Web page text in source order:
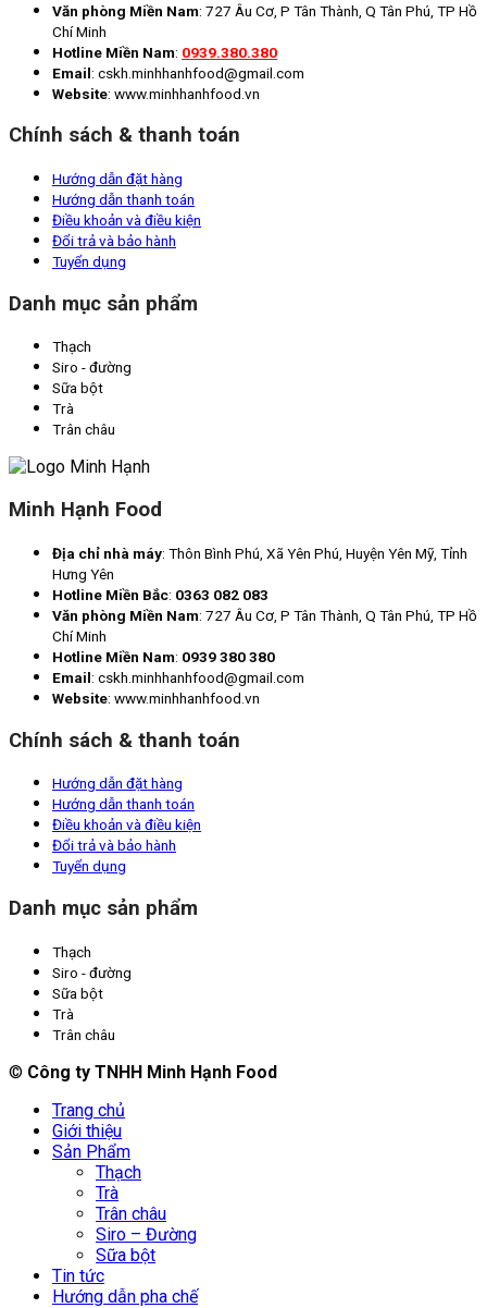
Văn phòng Miền Nam: 727 Âu Cơ, P Tân Thành, Q Tân Phú, TP Hồ
Chí Minh
Hotline Miền Nam: 0939.380.380
Email: cskh.minhhanhfood@gmail.com
Website: www.minhhanhfood.vn
Chính sách & thanh toán
Hướng dẫn đặt hàng
Hướng dẫn thanh toán
Điều khoản và điều kiện
Đổi trả và bảo hành
Tuyển dụng
Danh mục sản phẩm
Thạch
Siro - đường
Sữa bột
Trà
Trân châu
Minh Hạnh Food
Địa chỉ nhà máy: Thôn Bình Phú, Xã Yên Phú, Huyện Yên Mỹ, Tỉnh
Hưng Yên
Hotline Miền Bắc: 0363 082 083
Văn phòng Miền Nam: 727 Âu Cơ, P Tân Thành, Q Tân Phú, TP Hồ
Chí Minh
Hotline Miền Nam: 0939 380 380
Email: cskh.minhhanhfood@gmail.com
Website: www.minhhanhfood.vn
Chính sách & thanh toán
Hướng dẫn đặt hàng
Hướng dẫn thanh toán
Điều khoản và điều kiện
Đổi trả và bảo hành
Tuyển dụng
Danh mục sản phẩm
Thạch
Siro - đường
Sữa bột
Trà
Trân châu
© Công ty TNHH Minh Hạnh Food
Trang chủ
Giới thiệu
Sản Phẩm
Thạch
Trà
Trân châu
Siro – Đường
Sữa bột
Tin tức
Hướng dẫn pha chế